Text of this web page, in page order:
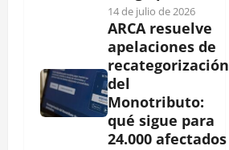
14 de julio de 2026
ARCA resuelve
apelaciones de
recategorización
del
Monotributo:
qué sigue para
24.000 afectados